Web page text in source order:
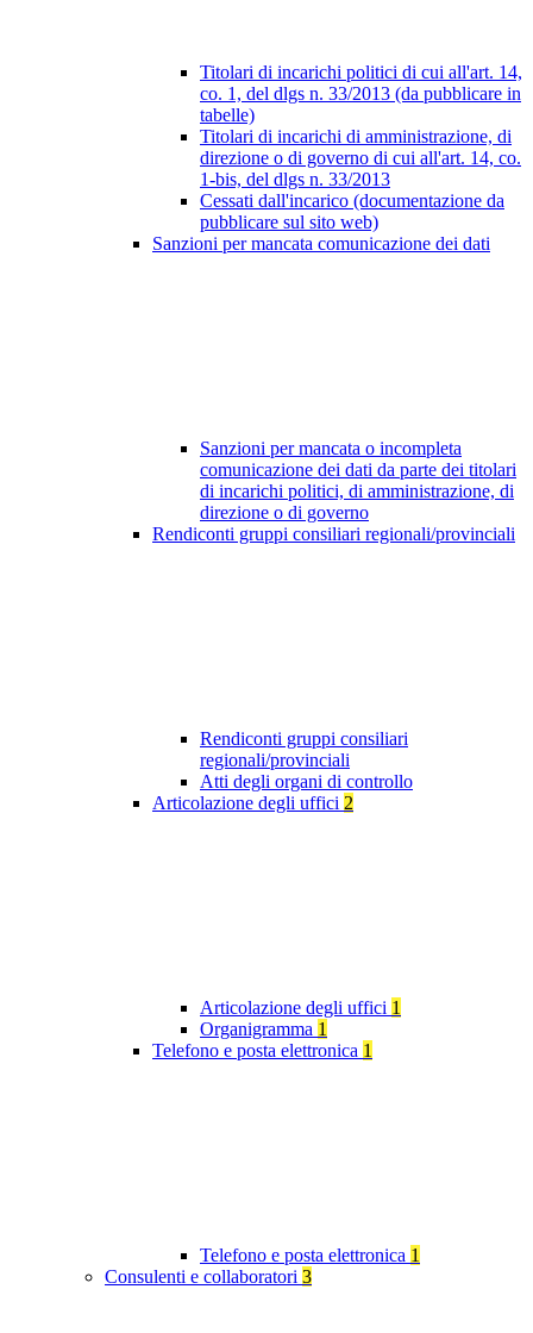
Titolari di incarichi politici di cui all'art. 14,
co. 1, del dlgs n. 33/2013 (da pubblicare in
tabelle)
Titolari di incarichi di amministrazione, di
direzione o di governo di cui all'art. 14, co.
1-bis, del dlgs n. 33/2013
Cessati dall'incarico (documentazione da
pubblicare sul sito web)
Sanzioni per mancata comunicazione dei dati
Sanzioni per mancata o incompleta
comunicazione dei dati da parte dei titolari
di incarichi politici, di amministrazione, di
direzione o di governo
Rendiconti gruppi consiliari regionali/provinciali
Rendiconti gruppi consiliari
regionali/provinciali
Atti degli organi di controllo
Articolazione degli uffici 2
Articolazione degli uffici 1
Organigramma 1
Telefono e posta elettronica 1
Telefono e posta elettronica 1
Consulenti e collaboratori 3